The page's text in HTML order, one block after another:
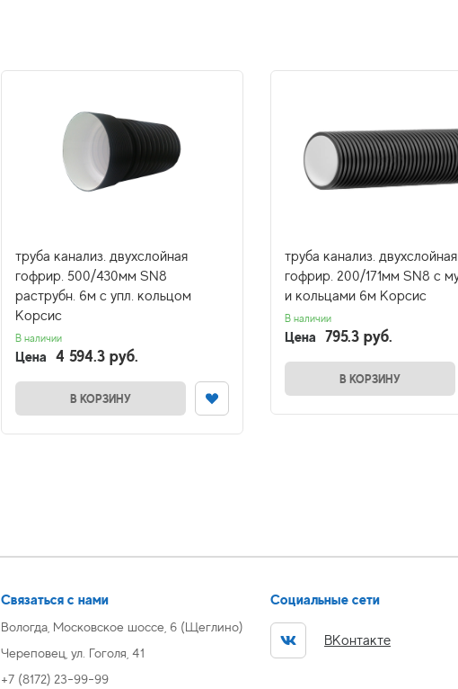
труба канализ. двухслойная
гофрир. 500/430мм SN8
раструбн. 6м с упл. кольцом
Корсис
В наличии
Цена 4 594.3 руб.
В КОРЗИНУ
труба канализ. двухслойная
гофрир. 200/171мм SN8 с
и кольцами 6м Корсис
В наличии
Цена 795.3 руб.
В КОРЗИНУ
Связаться с нами
Вологда, Московское шоссе, 6 (Щеглино)
Череповец, ул. Гоголя, 41
+7 (8172) 23-99-99
Социальные сети
ВКонтакте